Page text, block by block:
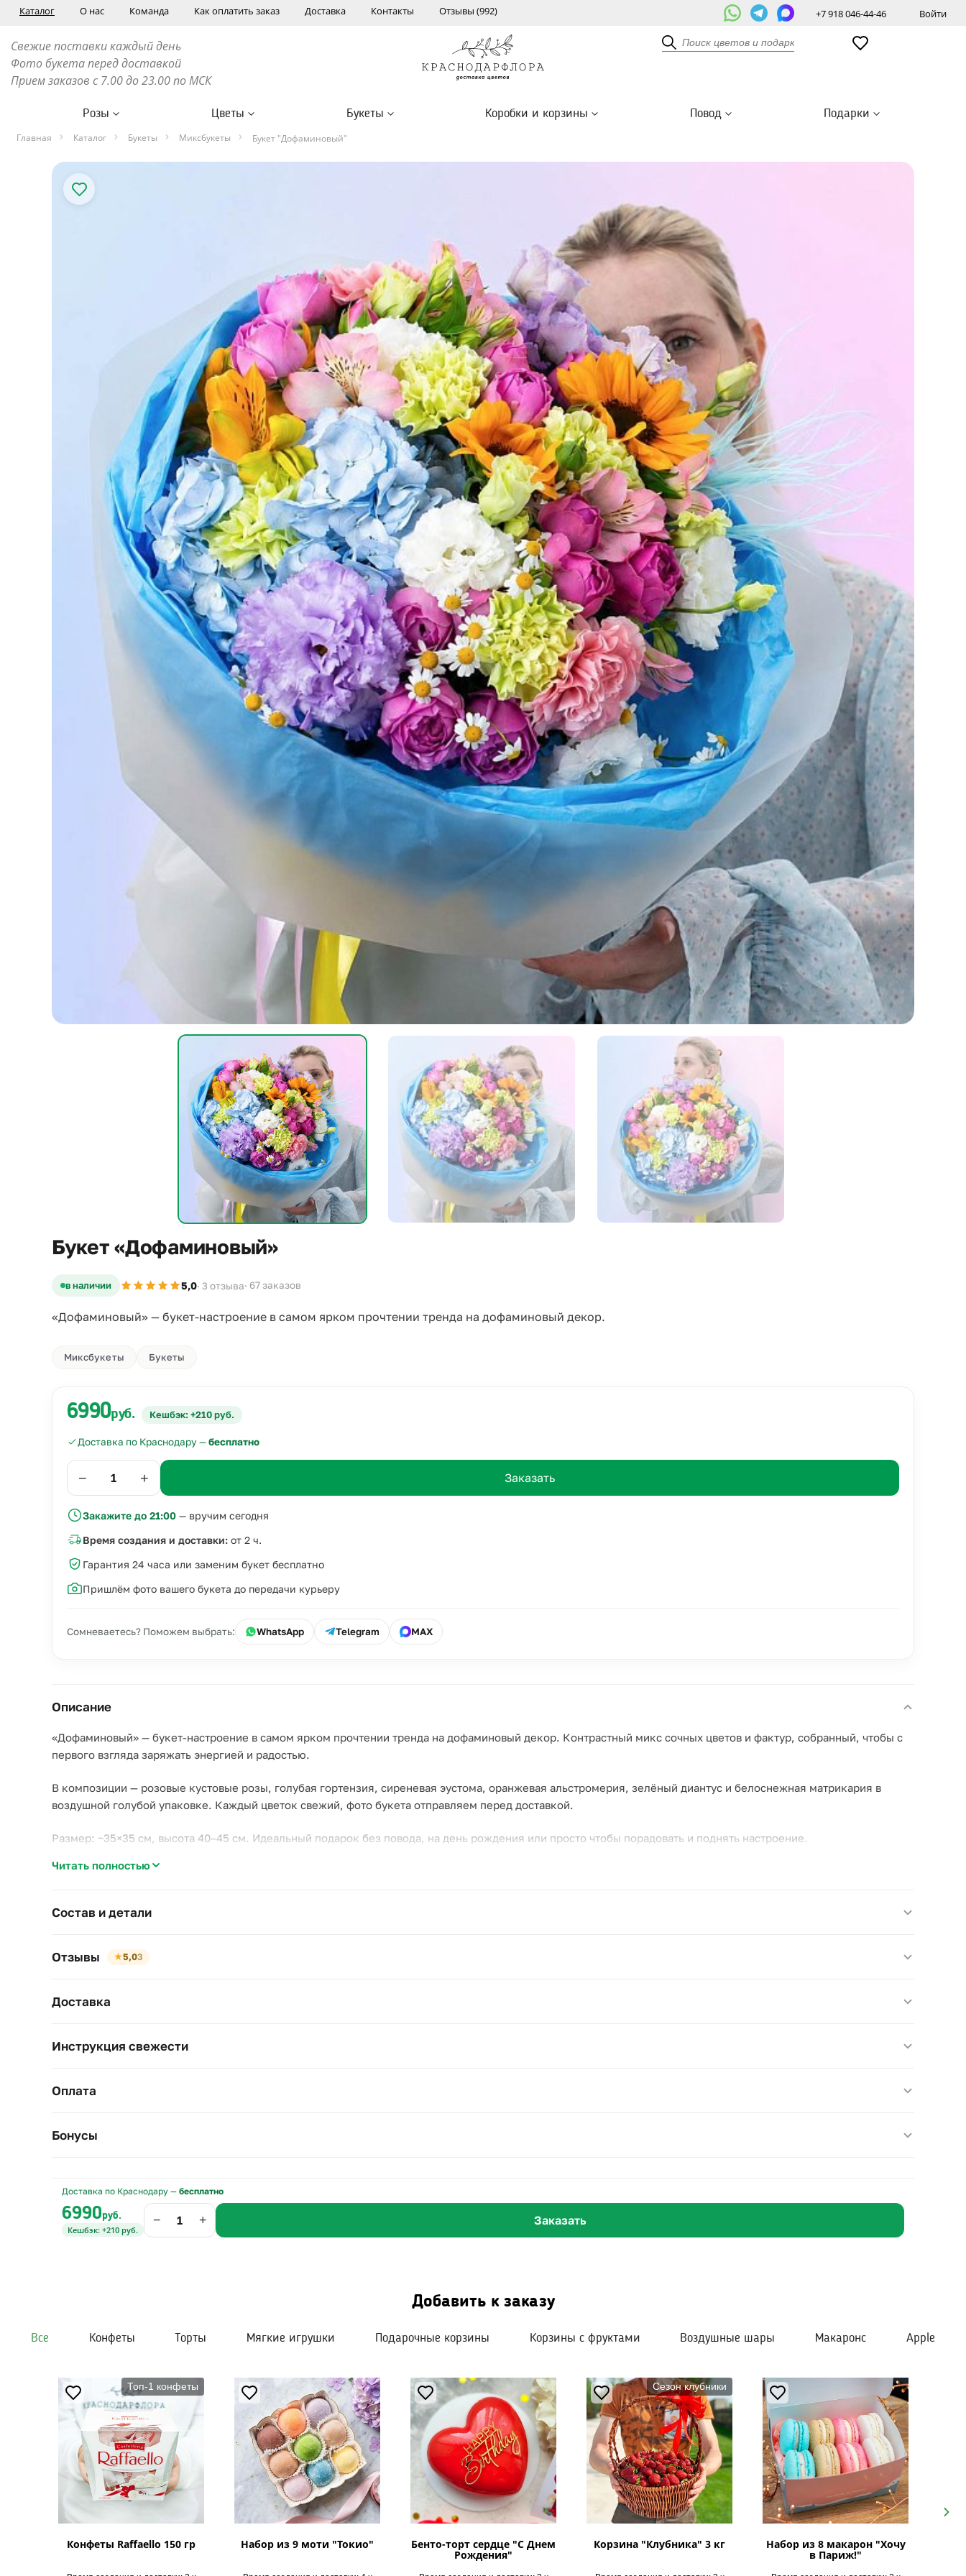
Каталог О нас Команда Как оплатить заказ Доставка Контакты Отзывы (992) +7 918 046-44-46 Войти
Свежие поставки каждый день
Фото букета перед доставкой
Прием заказов с 7.00 до 23.00 по МСК
Розы Цветы Букеты Коробки и корзины Повод Подарки
Главная Каталог Букеты Миксбукеты Букет "Дофаминовый"
Букет «Дофаминовый»
в наличии 5,0· 3 отзыва· 67 заказов
«Дофаминовый» — букет-настроение в самом ярком прочтении тренда на дофаминовый декор.
Миксбукеты Букеты
6990руб. Кешбэк: +210 руб.
Доставка по Краснодару —бесплатно
− + Заказать
Закажите до 21:00 — вручим сегодня
Время создания и доставки: от 2 ч.
Гарантия 24 часа или заменим букет бесплатно
Пришлём фото вашего букета до передачи курьеру
Сомневаетесь? Поможем выбрать: WhatsApp Telegram MAX
Описание
«Дофаминовый» — букет-настроение в самом ярком прочтении тренда на дофаминовый декор. Контрастный микс сочных цветов и фактур, собранный, чтобы с
первого взгляда заряжать энергией и радостью.
В композиции — розовые кустовые розы, голубая гортензия, сиреневая эустома, оранжевая альстромерия, зелёный диантус и белоснежная матрикария в
воздушной голубой упаковке. Каждый цветок свежий, фото букета отправляем перед доставкой.
Размер: ~35×35 см, высота 40–45 см. Идеальный подарок без повода, на день рождения или просто чтобы порадовать и поднять настроение.
Читать полностью
Состав и детали
Отзывы ★5,03
Доставка
Инструкция свежести
Оплата
Бонусы
Доставка по Краснодару — бесплатно
6990руб.
Кешбэк: +210 руб.
− + Заказать
Добавить к заказу
Все Конфеты Торты Мягкие игрушки Подарочные корзины Корзины с фруктами Воздушные шары Макаронс Apple
Топ-1 конфеты
Конфеты Raffaello 150 гр Набор из 9 моти "Токио" Бенто-торт сердце "С Днем
Рождения"
Сезон клубники
Корзина "Клубника" 3 кг Набор из 8 макарон "Хочу
в Париж!"
Next